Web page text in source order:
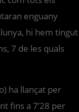
enguany
hi hem tingut
7 de les quals
ha llançat per
fins a 7’28 per